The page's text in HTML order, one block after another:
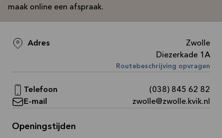
maak online een afspraak.
Adres
Zwolle
Diezerkade 1A
Routebeschrijving opvragen
Telefoon
(038) 845 62 82
E-mail
zwolle@zwolle.kvik.nl
Openingstijden